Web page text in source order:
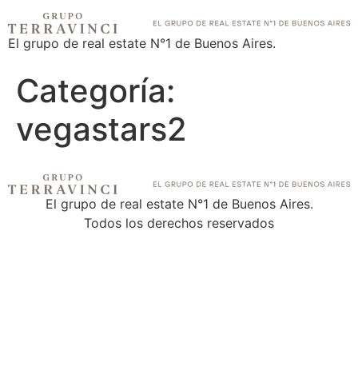
El grupo de real estate N°1 de Buenos Aires.
Categoría:
vegastars2
El grupo de real estate N°1 de Buenos Aires.
Todos los derechos reservados